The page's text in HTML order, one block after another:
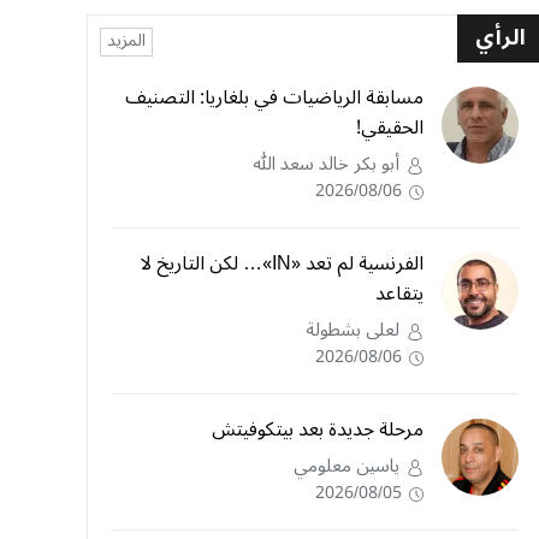
الرأي المزيد
مسابقة الرياضيات في بلغاريا: التصنيف
الحقيقي!
أبو بكر خالد سعد الله
2026/08/06
الفرنسية لم تعد «IN»… لكن التاريخ لا
يتقاعد
لعلى بشطولة
2026/08/06
مرحلة جديدة بعد بيتكوفيتش
ياسين معلومي
2026/08/05